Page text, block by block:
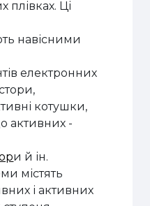
плівках. Ці
навісними
електронних
котушки,
активних -
и й ін.
містять
і активних